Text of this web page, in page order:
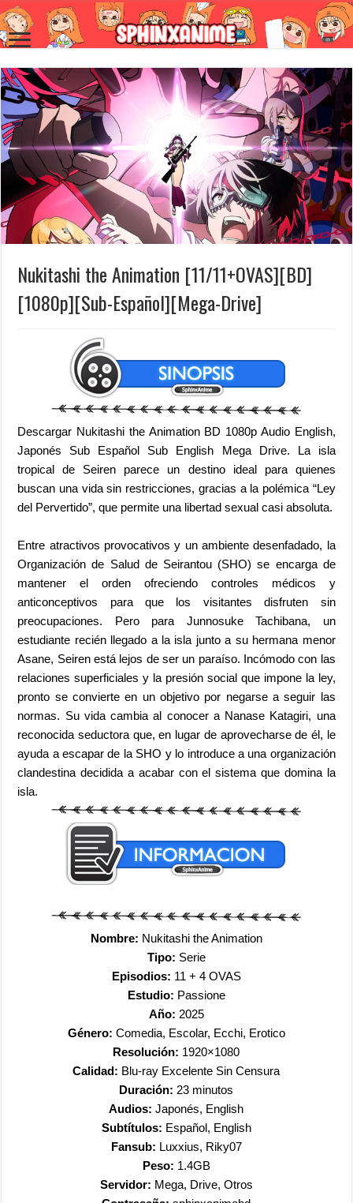
Nukitashi the Animation [11/11+OVAS][BD]
[1080p][Sub-Español][Mega-Drive]
Descargar Nukitashi the Animation BD 1080p Audio English,
Japonés Sub Español Sub English Mega Drive. La isla
tropical de Seiren parece un destino ideal para quienes
buscan una vida sin restricciones, gracias a la polémica “Ley
del Pervertido”, que permite una libertad sexual casi absoluta.
Entre atractivos provocativos y un ambiente desenfadado, la
Organización de Salud de Seirantou (SHO) se encarga de
mantener el orden ofreciendo controles médicos y
anticonceptivos para que los visitantes disfruten sin
preocupaciones. Pero para Junnosuke Tachibana, un
estudiante recién llegado a la isla junto a su hermana menor
Asane, Seiren está lejos de ser un paraíso. Incómodo con las
relaciones superficiales y la presión social que impone la ley,
pronto se convierte en un objetivo por negarse a seguir las
normas. Su vida cambia al conocer a Nanase Katagiri, una
reconocida seductora que, en lugar de aprovecharse de él, le
ayuda a escapar de la SHO y lo introduce a una organización
clandestina decidida a acabar con el sistema que domina la
isla.
Nombre: Nukitashi the Animation
Tipo: Serie
Episodios: 11 + 4 OVAS
Estudio: Passione
Año: 2025
Género: Comedia, Escolar, Ecchi, Erotico
Resolución: 1920×1080
Calidad: Blu-ray Excelente Sin Censura
Duración: 23 minutos
Audios:Japonés, English
Subtítulos: Español, English
Fansub: Luxxius, Riky07
Peso: 1.4GB
Servidor: Mega, Drive, Otros